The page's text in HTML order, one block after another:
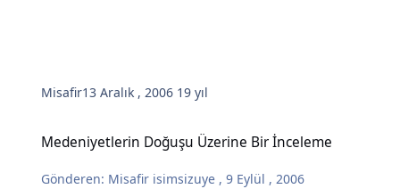
Misafir13 Aralık , 2006 19 yıl
Medeniyetlerin Doğuşu Üzerine Bir İnceleme
Gönderen: Misafir isimsizuye ,9 Eylül , 2006